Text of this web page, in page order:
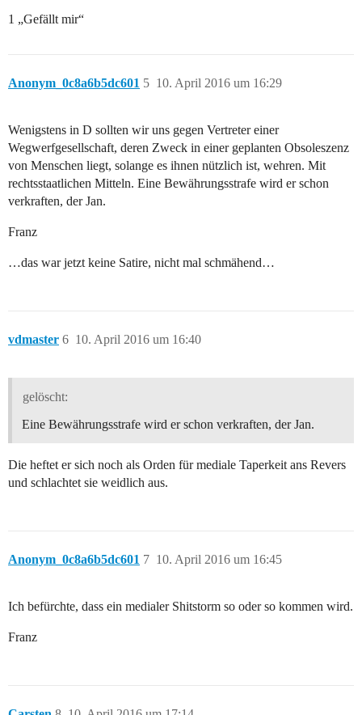
1 „Gefällt mir“
Anonym_0c8a6b5dc601 10. April 2016 um 16:29
5
Wenigstens in D sollten wir uns gegen Vertreter einer
Wegwerfgesellschaft, deren Zweck in einer geplanten Obsoleszenz
von Menschen liegt, solange es ihnen nützlich ist, wehren. Mit
rechtsstaatlichen Mitteln. Eine Bewährungsstrafe wird er schon
verkraften, der Jan.
Franz
…das war jetzt keine Satire, nicht mal schmähend…
vdmaster 10. April 2016 um 16:40
6
gelöscht:
Eine Bewährungsstrafe wird er schon verkraften, der Jan.
Die heftet er sich noch als Orden für mediale Taperkeit ans Revers
und schlachtet sie weidlich aus.
Anonym_0c8a6b5dc601 10. April 2016 um 16:45
7
Ich befürchte, dass ein medialer Shitstorm so oder so kommen wird.
Franz